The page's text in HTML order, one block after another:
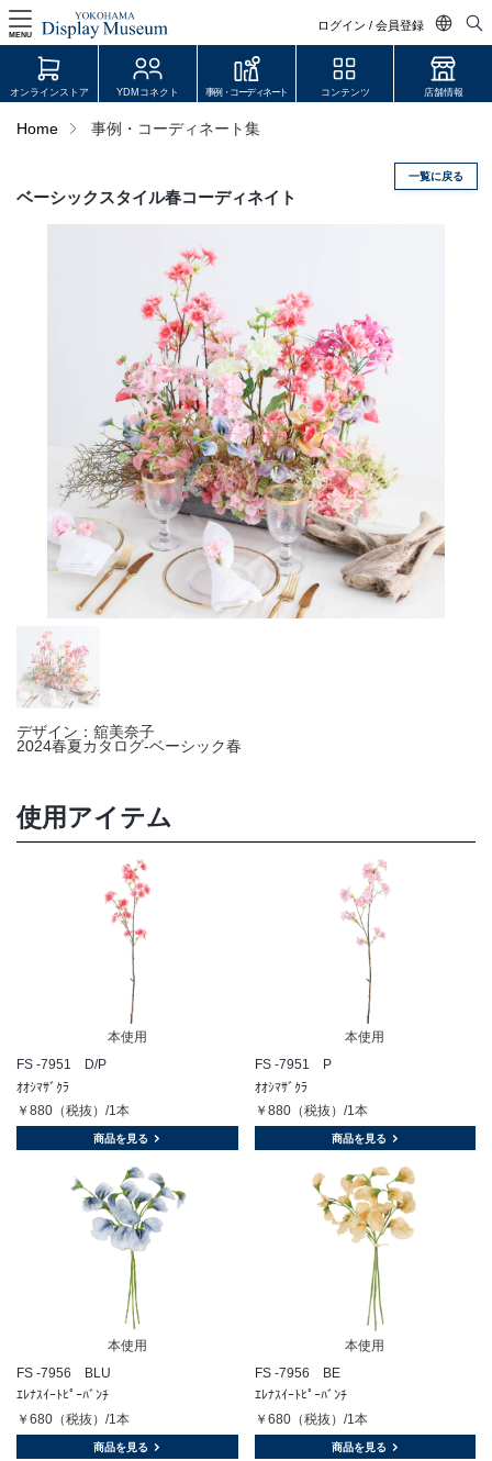
ログイン / 会員登録
日本語
MENU
オンラインストア
会員登録・取引申請
JDCA(ディスプレイスクール)
店舗情報・営業日
会社情報
お問い合わせ
プライバシーポリシー
OFFICIAL SNS
オンラインストア YDMコネクト 事例・コーディネート コンテンツ 店舗情報
Home 事例・コーディネート集
一覧に戻る
ベーシックスタイル春コーディネイト
デザイン：舘美奈子
2024春夏カタログ-ベーシック春
使用アイテム
本使用
FS -7951 D/P
ｵｵｼﾏｻﾞｸﾗ
￥880（税抜）/1本
商品を見る
本使用
FS -7951 P
ｵｵｼﾏｻﾞｸﾗ
￥880（税抜）/1本
商品を見る
本使用
FS -7956 BLU
ｴﾚﾅｽｲｰﾄﾋﾟｰﾊﾞﾝﾁ
￥680（税抜）/1本
商品を見る
本使用
FS -7956 BE
ｴﾚﾅｽｲｰﾄﾋﾟｰﾊﾞﾝﾁ
￥680（税抜）/1本
商品を見る